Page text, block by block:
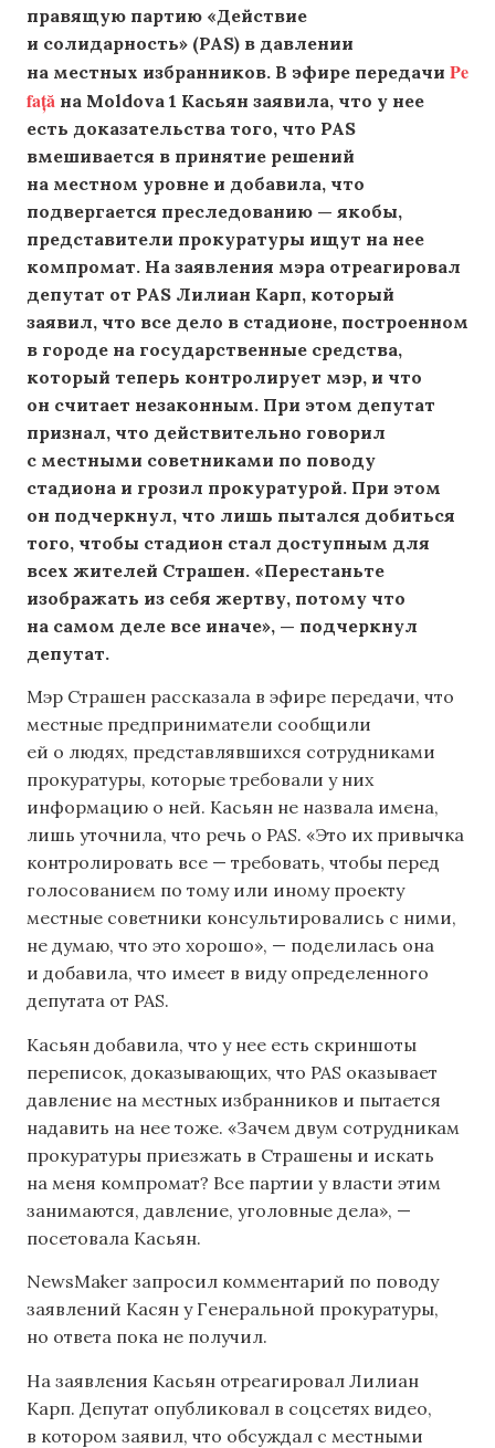
правящую партию «Действие
и солидарность» (PAS) в давлении
на местных избранников. В эфире передачи Pe
față на Moldova 1 Касьян заявила, что у нее
есть доказательства того, что PAS
вмешивается в принятие решений
на местном уровне и добавила, что
подвергается преследованию — якобы,
представители прокуратуры ищут на нее
компромат. На заявления мэра отреагировал
депутат от PAS Лилиан Карп, который
заявил, что все дело в стадионе, построенном
в городе на государственные средства,
который теперь контролирует мэр, и что
он считает незаконным. При этом депутат
признал, что действительно говорил
с местными советниками по поводу
стадиона и грозил прокуратурой. При этом
он подчеркнул, что лишь пытался добиться
того, чтобы стадион стал доступным для
всех жителей Страшен. «Перестаньте
изображать из себя жертву, потому что
на самом деле все иначе», — подчеркнул
депутат.
Мэр Страшен рассказала в эфире передачи, что
местные предприниматели сообщили
ей о людях, представлявшихся сотрудниками
прокуратуры, которые требовали у них
информацию о ней. Касьян не назвала имена,
лишь уточнила, что речь о PAS. «Это их привычка
контролировать все — требовать, чтобы перед
голосованием по тому или иному проекту
местные советники консультировались с ними,
не думаю, что это хорошо», — поделилась она
и добавила, что имеет в виду определенного
депутата от PAS.
Касьян добавила, что у нее есть скриншоты
переписок, доказывающих, что PAS оказывает
давление на местных избранников и пытается
надавить на нее тоже. «Зачем двум сотрудникам
прокуратуры приезжать в Страшены и искать
на меня компромат? Все партии у власти этим
занимаются, давление, уголовные дела», —
посетовала Касьян.
NewsMaker запросил комментарий по поводу
заявлений Касян у Генеральной прокуратуры,
но ответа пока не получил.
На заявления Касьян отреагировал Лилиан
Карп. Депутат опубликовал в соцсетях видео,
в котором заявил, что обсуждал с местными